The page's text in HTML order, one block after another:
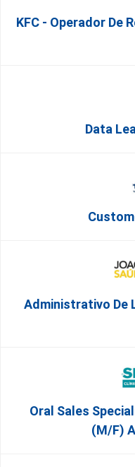
KFC - Operador
Data
Administrativo De
Oral Sales
(M/F)